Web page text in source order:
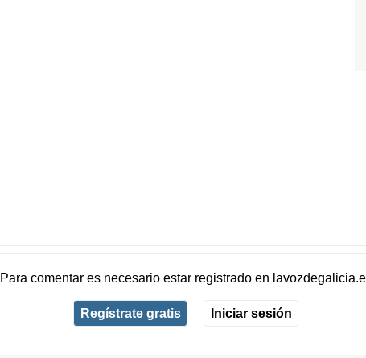
Para comentar es necesario estar registradoen
Regístrate gratis Iniciar sesión